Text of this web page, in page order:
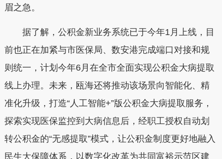
眉之急。
据了解，公积金新业务系统已于今年1月上线，目
前也正在加紧与市医保局、数安港完成端口对接和规
则统一，计划今年6月在全市全面实现公积金大病提取
线上办理。未来，瓯海还将推动该场景向智能化、精
准化升级，打造“人工智能+”版公积金大病提取服务，
探索实现医保监控到大病信息后，经职工授权自动划
转公积金的“无感提取”模式，让公积金制度更好地融入
民生大保障体系，以数字化改革为共同富裕示范区建